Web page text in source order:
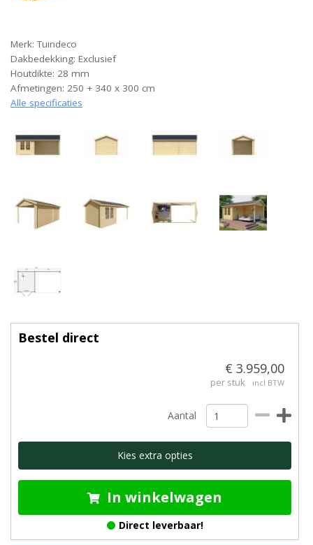
Merk: Tuindeco
Dakbedekking: Exclusief
Houtdikte: 28 mm
Afmetingen: 250 + 340 x 300 cm
Alle specificaties
Bestel direct
€ 3.959,00
per stuk incl BTW
Aantal
Kies extra opties
In winkelwagen
Direct leverbaar!